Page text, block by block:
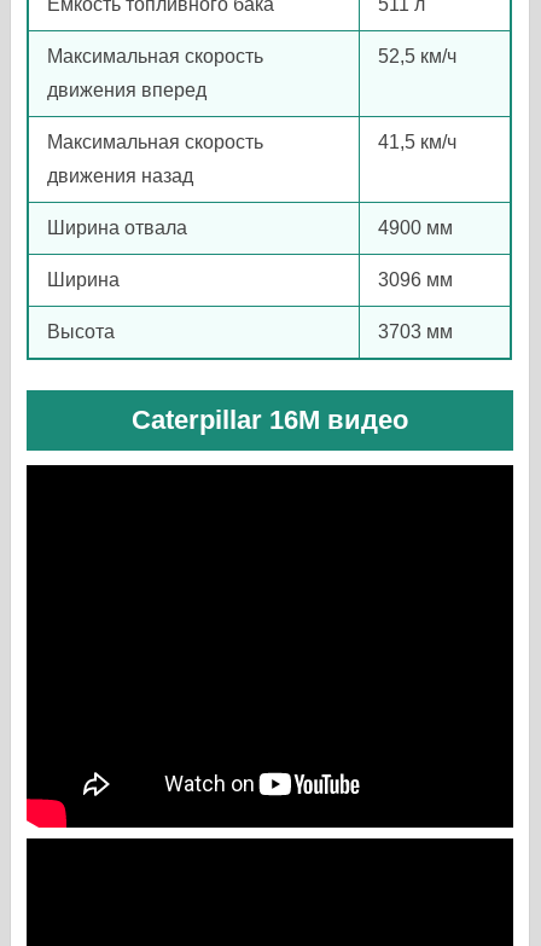
Емкость топливного бака 511 л
Максимальная скорость
движения вперед
52,5 км/ч
Максимальная скорость
движения назад
41,5 км/ч
Ширина отвала 4900 мм
Ширина 3096 мм
Высота 3703 мм
Caterpillar 16M видео